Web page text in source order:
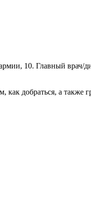
10. Главный врач/
добраться, а также